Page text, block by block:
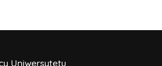
Uniwersytetu